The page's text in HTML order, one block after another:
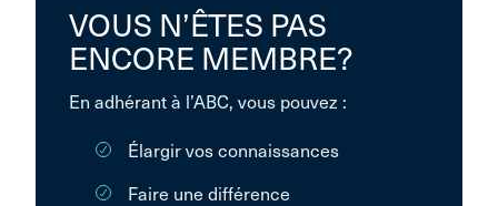
VOUS N’ÊTES PAS
ENCORE MEMBRE?
En adhérant à l’ABC, vous pouvez :
Élargir vos connaissances
Faire une différence